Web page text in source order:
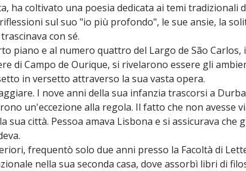
ha coltivato una poesia dedicata ai temi tradizionali
sul suo "io più profondo", le sue ansie, la
con sé.
piano e al numero quattro del Largo de São Carlos,
di Campo de Ourique, si rivelarono essere gli
in versetto attraverso la sua vasta opera.
I nove anni della sua infanzia trascorsi a
un'eccezione alla regola. Il fatto che non avesse
sua città. Pessoa amava Lisbona e si assicurava che
frequentò solo due anni presso la Facoltà di
nella sua seconda casa, dove assorbì libri di